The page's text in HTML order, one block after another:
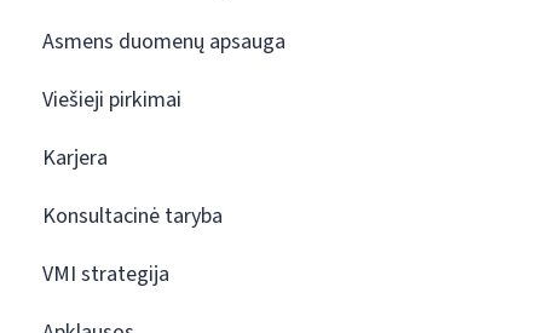
Asmens duomenų apsauga
Viešieji pirkimai
Karjera
Konsultacinė taryba
VMI strategija